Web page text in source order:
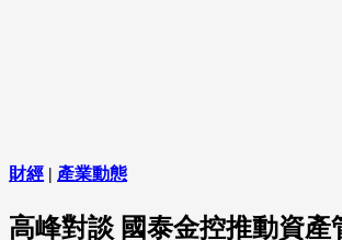
財經 | 產業動態
高峰對談 國泰金控推動資產